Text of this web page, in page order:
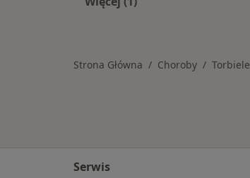
Strona Główna Choroby Torbiele
Serwis